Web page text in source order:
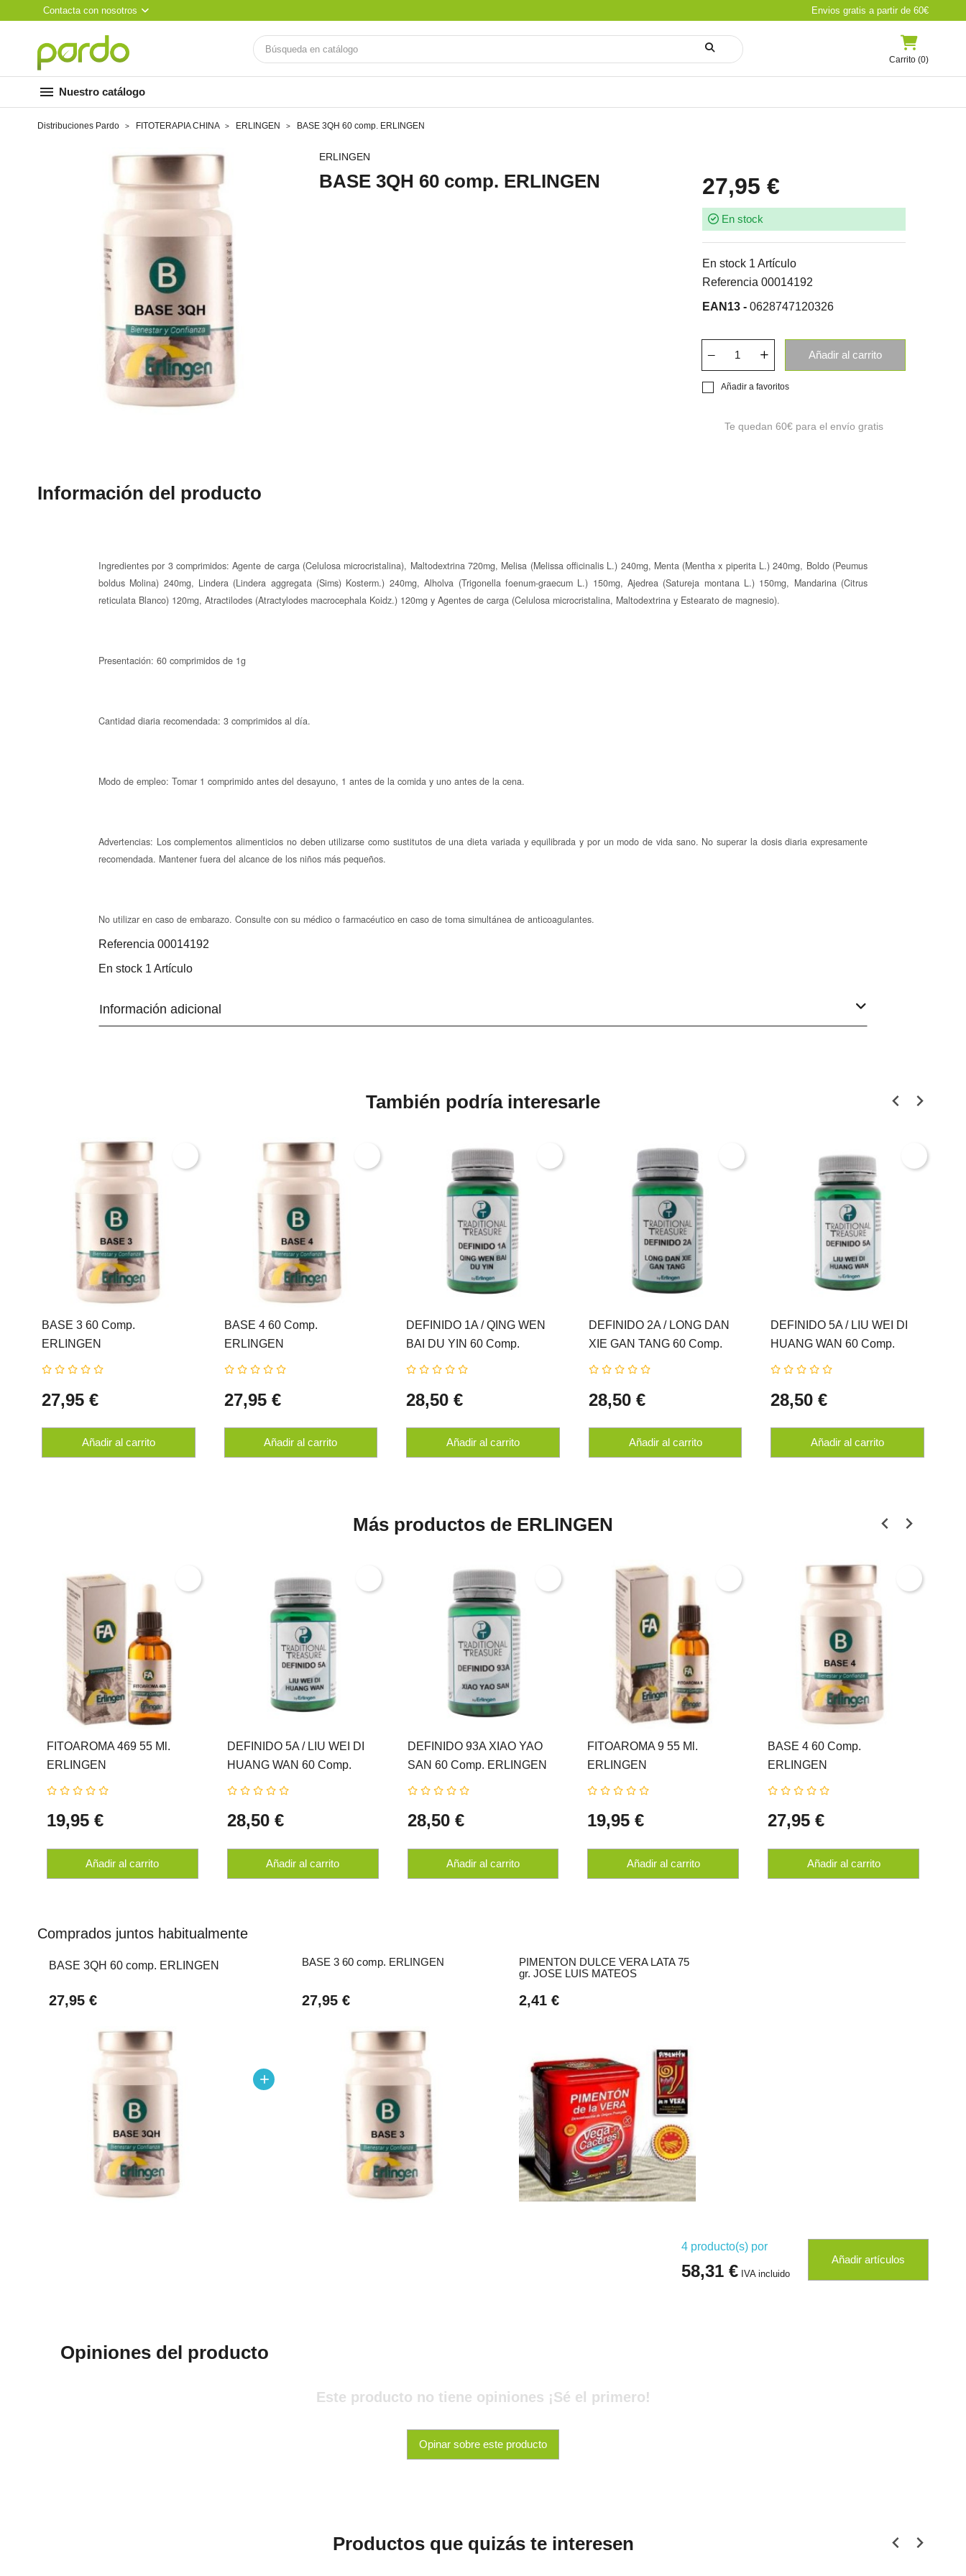
Contacta con nosotros Envios gratis a partir de 60€
Carrito (0)
menu Nuestro catálogo
Distribuciones Pardo FITOTERAPIA CHINA ERLINGEN BASE 3QH 60 comp. ERLINGEN
ERLINGEN
BASE 3QH 60 comp. ERLINGEN 27,95 €
En stock
En stock 1 Artículo
Referencia 00014192
EAN13 - 0628747120326
Añadir al carrito
Añadir a favoritos
Te quedan 60€para el envío gratis
Información del producto
Ingredientes por 3 comprimidos: Agente de carga (Celulosa microcristalina), Maltodextrina 720mg, Melisa (Melissa officinalis L.) 240mg, Menta (Mentha x piperita L.) 240mg, Boldo (Peumus
boldus Molina) 240mg, Lindera (Lindera aggregata (Sims) Kosterm.) 240mg, Alholva (Trigonella foenum-graecum L.) 150mg, Ajedrea (Satureja montana L.) 150mg, Mandarina (Citrus
reticulata Blanco) 120mg, Atractilodes (Atractylodes macrocephala Koidz.) 120mg y Agentes de carga (Celulosa microcristalina, Maltodextrina y Estearato de magnesio).
Presentación: 60 comprimidos de 1g
Cantidad diaria recomendada: 3 comprimidos al día.
Modo de empleo: Tomar 1 comprimido antes del desayuno, 1 antes de la comida y uno antes de la cena.
Advertencias: Los complementos alimenticios no deben utilizarse como sustitutos de una dieta variada y equilibrada y por un modo de vida sano. No superar la dosis diaria expresamente
recomendada. Mantener fuera del alcance de los niños más pequeños.
No utilizar en caso de embarazo. Consulte con su médico o farmacéutico en caso de toma simultánea de anticoagulantes.
Referencia 00014192
En stock 1 Artículo
Información adicional
También podría interesarle
BASE 3 60 Comp.
ERLINGEN
27,95 €
Añadir al carrito
BASE 4 60 Comp.
ERLINGEN
27,95 €
Añadir al carrito
DEFINIDO 1A / QING WEN
BAI DU YIN 60 Comp.
ERLINGEN
28,50 €
Añadir al carrito
DEFINIDO 2A / LONG DAN
XIE GAN TANG 60 Comp.
ERLINGEN
28,50 €
Añadir al carrito
DEFINIDO 5A / LIU WEI DI
HUANG WAN 60 Comp.
ERLINGEN
28,50 €
Añadir al carrito
Más productos de ERLINGEN
FITOAROMA 469 55 Ml.
ERLINGEN
19,95 €
Añadir al carrito
DEFINIDO 5A / LIU WEI DI
HUANG WAN 60 Comp.
ERLINGEN
28,50 €
Añadir al carrito
DEFINIDO 93A XIAO YAO
SAN 60 Comp. ERLINGEN
28,50 €
Añadir al carrito
FITOAROMA 9 55 Ml.
ERLINGEN
19,95 €
Añadir al carrito
BASE 4 60 Comp.
ERLINGEN
27,95 €
Añadir al carrito
Comprados juntos habitualmente
BASE 3QH 60 comp. ERLINGEN
27,95 €
add
BASE 3 60 comp. ERLINGEN
27,95 €
PIMENTON DULCE VERA LATA 75
gr. JOSE LUIS MATEOS
2,41 €
4 producto(s) por
58,31 € IVA incluido
Añadir artículos
Opiniones del producto
Este producto no tiene opiniones ¡Sé el primero!
Opinar sobre este producto
Productos que quizás te interesen